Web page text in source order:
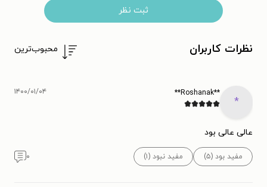
ثبت نظر
نظرات کاربران محبوب‌ترین
*
**Roshanak** ۱۴۰۰/۰۱/۰۴
عالی عالی بود
مفید بود (۵) مفید نبود (۱) ۰